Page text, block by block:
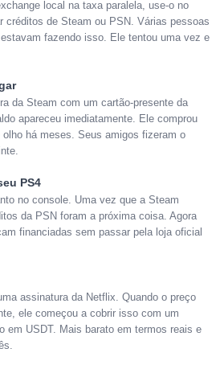
local na taxa paralela, use-o no
créditos de Steam ou PSN. Várias pessoas
fazendo isso. Ele tentou uma vez e
da Steam com um cartão-presente da
apareceu imediatamente. Ele comprou
há meses. Seus amigos fizeram o
PS4
no console. Uma vez que a Steam
da PSN foram a próxima coisa. Agora
financiadas sem passar pela loja oficial
assinatura da Netflix. Quando o preço
ele começou a cobrir isso com um
em USDT. Mais barato em termos reais e